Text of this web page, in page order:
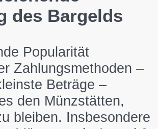
des Bargelds
Popularität
Zahlungsmethoden –
Beträge –
den Münzstätten,
bleiben. Insbesondere